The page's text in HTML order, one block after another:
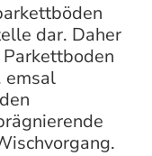
dar. Daher
emsal